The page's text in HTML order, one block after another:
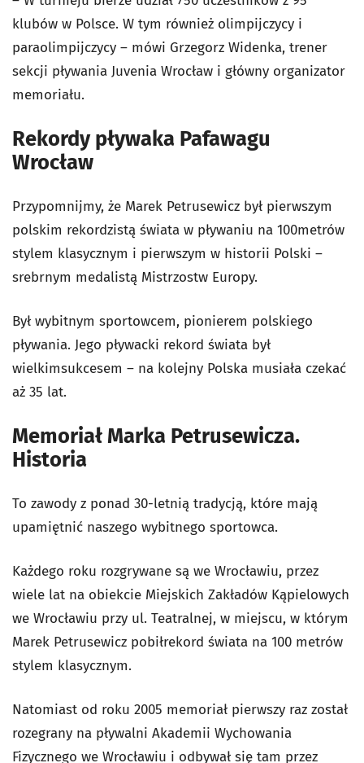
klubów w Polsce. W tym również olimpijczycy i
paraolimpijczycy – mówi Grzegorz Widenka, trener
sekcji pływania Juvenia Wrocław i główny organizator
memoriału.
Rekordy pływaka Pafawagu
Wrocław
Przypomnijmy, że Marek Petrusewicz był pierwszym
polskim rekordzistą świata w pływaniu na 100metrów
stylem klasycznym i pierwszym w historii Polski –
srebrnym medalistą Mistrzostw Europy.
Był wybitnym sportowcem, pionierem polskiego
pływania. Jego pływacki rekord świata był
wielkimsukcesem – na kolejny Polska musiała czekać
aż 35 lat.
Memoriał Marka Petrusewicza.
Historia
To zawody z ponad 30-letnią tradycją, które mają
upamiętnić naszego wybitnego sportowca.
Każdego roku rozgrywane są we Wrocławiu, przez
wiele lat na obiekcie Miejskich Zakładów Kąpielowych
we Wrocławiu przy ul. Teatralnej, w miejscu, w którym
Marek Petrusewicz pobiłrekord świata na 100 metrów
stylem klasycznym.
Natomiast od roku 2005 memoriał pierwszy raz został
rozegrany na pływalni Akademii Wychowania
Fizycznego we Wrocławiu i odbywał się tam przez